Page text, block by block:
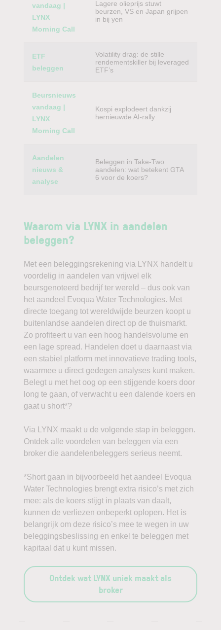
vandaag |
LYNX
Morning Call
Lagere olieprijs stuwt
beurzen, VS en Japan grijpen
in bij yen
ETF
beleggen
Volatility drag: de stille
rendementskiller bij leveraged
ETF’s
Beursnieuws
vandaag |
LYNX
Morning Call
Kospi explodeert dankzij
hernieuwde AI-rally
Aandelen
nieuws &
analyse
Beleggen in Take-Two
aandelen: wat betekent GTA
6 voor de koers?
Waarom via LYNX in aandelen
beleggen?
Met een beleggingsrekening via LYNX handelt u
voordelig in aandelen van vrijwel elk
beursgenoteerd bedrijf ter wereld – dus ook van
het aandeel Evoqua Water Technologies. Met
directe toegang tot wereldwijde beurzen koopt u
buitenlandse aandelen direct op de thuismarkt.
Zo profiteert u van een hoog handelsvolume en
een lage spread. Handelen doet u daarnaast via
een stabiel platform met innovatieve trading tools,
waarmee u direct gedegen analyses kunt maken.
Belegt u met het oog op een stijgende koers door
long te gaan, of verwacht u een dalende koers en
gaat u short*?
Via LYNX maakt u de volgende stap in beleggen.
Ontdek alle voordelen van beleggen via een
broker die aandelenbeleggers serieus neemt.
*Short gaan in bijvoorbeeld het aandeel Evoqua
Water Technologies brengt extra risico’s met zich
mee: als de koers stijgt in plaats van daalt,
kunnen de verliezen onbeperkt oplopen. Het is
belangrijk om deze risico’s mee te wegen in uw
beleggingsbeslissing en enkel te beleggen met
kapitaal dat u kunt missen.
Ontdek wat LYNX uniek maakt als
broker